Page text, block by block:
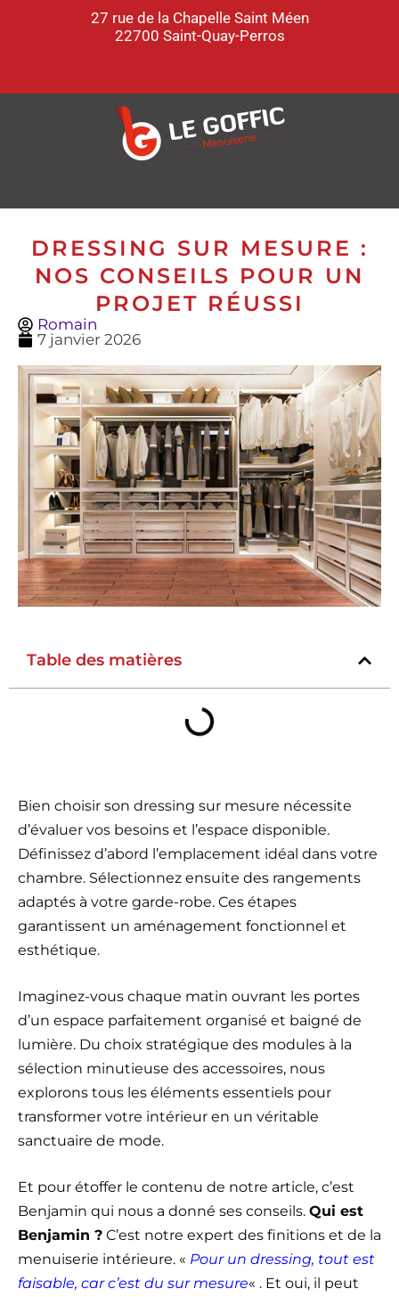
27 rue de la Chapelle Saint Méen
22700 Saint-Quay-Perros
DRESSING SUR MESURE :
NOS CONSEILS POUR UN
PROJET RÉUSSI
Romain
7 janvier 2026
Table des matières
Bien choisir son dressing sur mesure nécessite
d’évaluer vos besoins et l’espace disponible.
Définissez d’abord l’emplacement idéal dans votre
chambre. Sélectionnez ensuite des rangements
adaptés à votre garde-robe. Ces étapes
garantissent un aménagement fonctionnel et
esthétique.
Imaginez-vous chaque matin ouvrant les portes
d’un espace parfaitement organisé et baigné de
lumière. Du choix stratégique des modules à la
sélection minutieuse des accessoires, nous
explorons tous les éléments essentiels pour
transformer votre intérieur en un véritable
sanctuaire de mode.
Et pour étoffer le contenu de notre article, c’est
Benjamin qui nous a donné ses conseils. Qui est
Benjamin ? C’est notre expert des finitions et de la
menuiserie intérieure. « Pour un dressing, tout est
faisable, car c’est du sur mesure« . Et oui, il peut